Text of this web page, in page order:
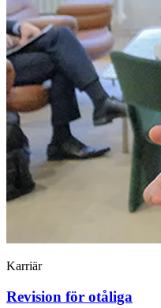
Karriär
Revision för otåliga